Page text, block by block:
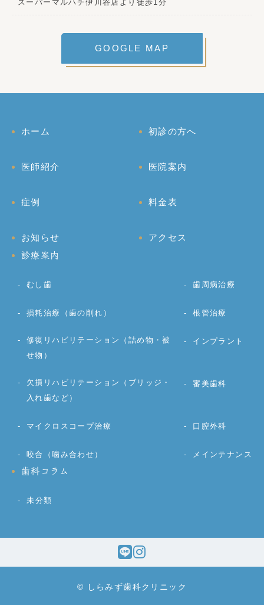
スーパーマルハチ伊川谷店より徒歩1分
GOOGLE MAP
ホーム 初診の方へ
医師紹介 医院案内
症例 料金表
お知らせ アクセス
診療案内
むし歯 歯周病治療
損耗治療（歯の削れ） 根管治療
修復リハビリテーション（詰め物・被
せ物）
インプラント
欠損リハビリテーション（ブリッジ・
入れ歯など）
審美歯科
マイクロスコープ治療 口腔外科
咬合（噛み合わせ）
メインテナンス
歯科コラム
未分類
© しらみず歯科クリニック